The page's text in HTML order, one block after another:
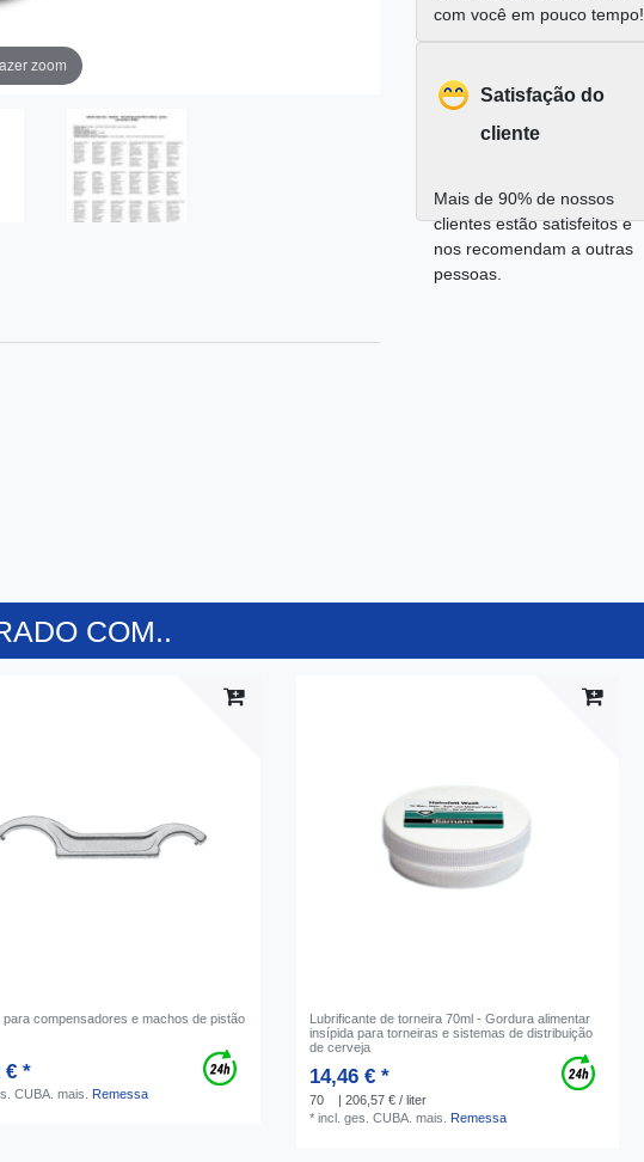
zoom
com você em pouco tempo!
Satisfação do
cliente
Mais de 90% de nossos
clientes estão satisfeitos e
nos recomendam a outras
pessoas.
COM..
para compensadores e machos de pistão
€ *
CUBA. mais. Remessa
Lubrificante de torneira 70ml - Gordura alimentar
insípida para torneiras e sistemas de distribuição
de cerveja
14,46 € *
70
| 206,57 € / liter
*incl. ges. CUBA. mais. Remessa